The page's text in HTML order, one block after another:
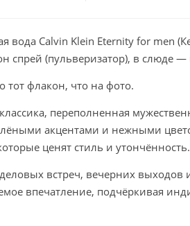
вода Calvin Klein Eternity for men
спрей (пульверизатор), в слюде
тот флакон, что на фото.
переполненная
акцентами и нежными
ценят стиль и утончённость.
встреч, вечерних выходов
впечатление, подчёркивая